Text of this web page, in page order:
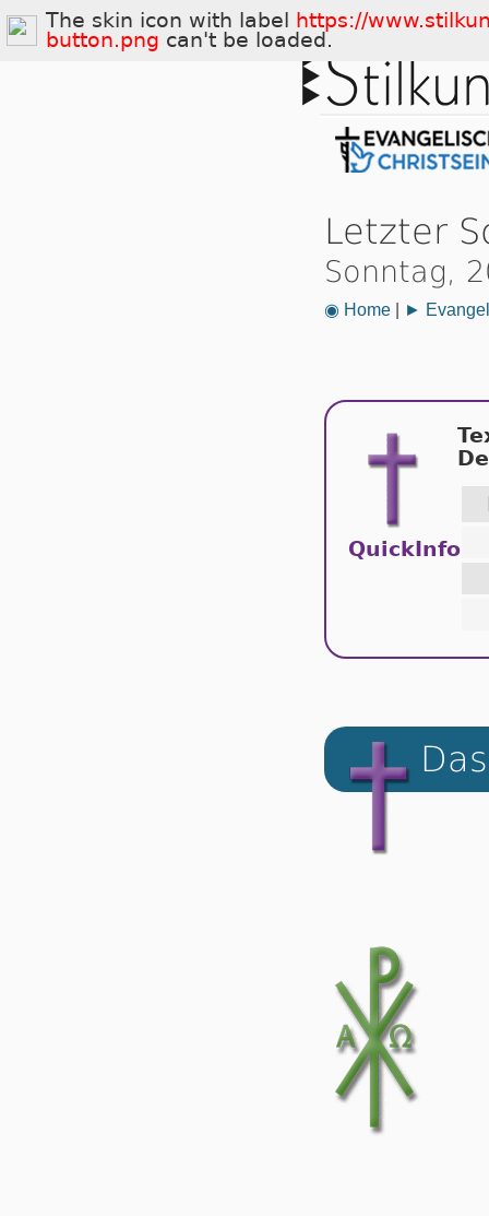
Letzter
Sonntag,
◉ Home| ►
QuickInfo
The skin icon with label
https://
button.png can't be loaded.